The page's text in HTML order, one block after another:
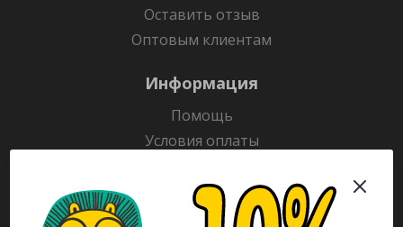
Оставить отзыв
Оптовым клиентам
Информация
Помощь
Условия оплаты
Гарантия на товар
Раскраски